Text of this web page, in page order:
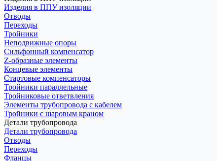
Изделия в ППУ изоляции
Отводы
Переходы
Тройники
Неподвижные опоры
Cильфонный компенсатор
Z-образные элементы
Концевые элементы
Стартовые компенсаторы
Тройники параллельные
Тройниковые ответвления
Элементы трубопровода с кабелем
Тройники с шаровым краном
Детали трубопровода
Детали трубопровода
Отводы
Переходы
Фланцы